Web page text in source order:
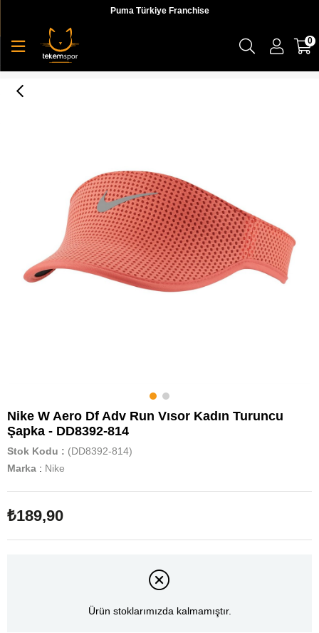
Puma Türkiye Franchise
0
Nike W Aero Df Adv Run Vısor Kadın Turuncu
Şapka - DD8392-814
Stok Kodu
(DD8392-814)
Marka : Nike
₺189,90
Ürün stoklarımızda kalmamıştır.